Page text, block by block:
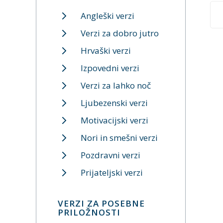
Angleški verzi
Verzi za dobro jutro
Hrvaški verzi
Izpovedni verzi
Verzi za lahko noč
Ljubezenski verzi
Motivacijski verzi
Nori in smešni verzi
Pozdravni verzi
Prijateljski verzi
VERZI ZA POSEBNE
PRILOŽNOSTI